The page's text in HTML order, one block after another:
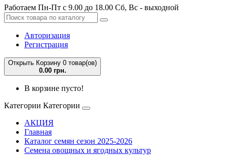
Работаем Пн-Пт с 9.00 до 18.00 Сб, Вс - выходной
Авторизация
Регистрация
Открыть Корзину 0 товар(ов)
0.00 грн.
В корзине пусто!
Категории Категории
АКЦИЯ
Главная
Каталог семян сезон 2025-2026
Семена овощных и ягодных культур